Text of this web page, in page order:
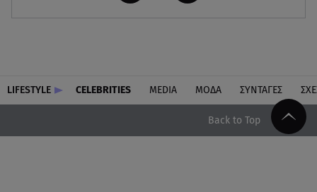
LIFESTYLE CELEBRITIES MEDIA ΜΟΔΑ ΣΥΝΤΑΓΕΣ
Back to Top